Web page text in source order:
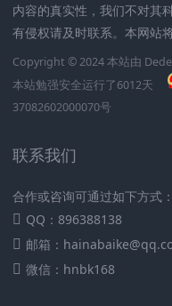
内容的真实性，我们不对其
有侵权请及时联系。本网站
Copyright © 2024 本站由
本站勉强安全运行了6012天
37082602000070号
联系我们
合作或咨询可通过如下方式：
QQ：896388138
邮箱：
微信：hnbk168